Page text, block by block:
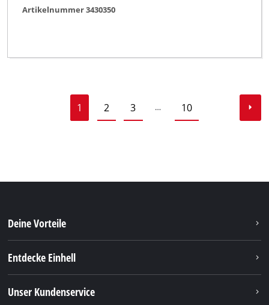
Artikelnummer 3430350
1 2 3 … 10
Deine Vorteile
Entdecke Einhell
Unser Kundenservice